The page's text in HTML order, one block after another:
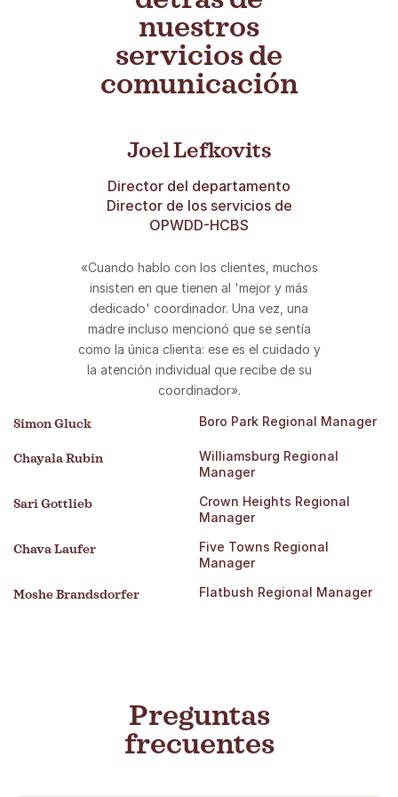
nuestros
servicios de
comunicación
Joel Lefkovits
Director del departamento
Director de los servicios de
OPWDD-HCBS
«Cuando hablo con los clientes, muchos
insisten en que tienen al 'mejor y más
dedicado' coordinador. Una vez, una
madre incluso mencionó que se sentía
como la única clienta: ese es el cuidado y
la atención individual que recibe de su
coordinador».
Simon Gluck Boro Park Regional Manager
Chayala Rubin
Williamsburg Regional
Manager
Sari Gottlieb
Crown Heights Regional
Manager
Chava Laufer
Five Towns Regional
Manager
Moshe Brandsdorfer Flatbush Regional Manager
Preguntas
frecuentes